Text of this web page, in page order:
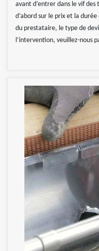
avant d’entrer dans le vif
d’abord sur le prix et la
du prestataire, le type de
l’intervention, veuillez-nous